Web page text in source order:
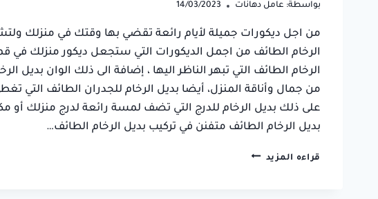
بواسطة: عامل دهانات 14/03/2023
من اجل ديكورات جميلة لأيام رائعة تقضي بها وقتك في منزلك
الرخام الطائف من اجمل الديكورات التي ستجعل ديكور منزلك في
الرخام الطائف التي تبهر الناظر اليها ، إضافة الى ذلك الوان بديل
من جمال وأناقة المنزل، أيضا بديل الرخام للجدران الطائف التي
على ذلك بديل الرخام للدرج التي تضف لمسة رائعة لدرج منزلك أو
بديل الرخام الطائف متفنن في تركيب بديل الرخام الطائف…
قراءه المزيد ديكورات